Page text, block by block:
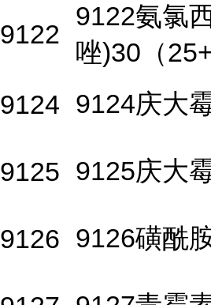
9122
9122氨氯
唑)30（
9124 9124庆大
9125 9125庆大
9126 9126磺酰